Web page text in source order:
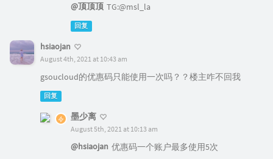
@顶顶顶 TG:@msl_la
回复
hsiaojan
August 4th, 2021 at 10:43 am
gsoucloud的优惠码只能使用一次吗？？楼主咋不回我
回复
墨少离
August 5th, 2021 at 10:13 am
@hsiaojan 优惠码一个账户最多使用5次